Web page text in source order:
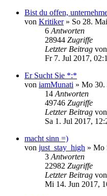
Bist du offen,
von Kritiker» So 28.
6 Antworten
28944 Zugriffe
Letzter Beitrag von
Fr 7. Jul 2017,
Er Sucht Sie *:*
von iamMunati » Mo 30.
14 Antworten
49746 Zugriffe
Letzter Beitrag von
Sa 1. Jul 2017,
macht sinn =)
von just_stay_high » Mo
3 Antworten
22982 Zugriffe
Letzter Beitrag von
Mi 14. Jun 2017,